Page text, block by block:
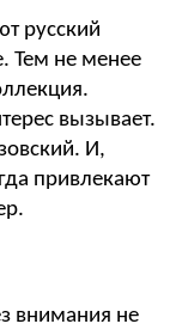
русский
Тем не менее
вызывает.
И,
привлекают
внимания не